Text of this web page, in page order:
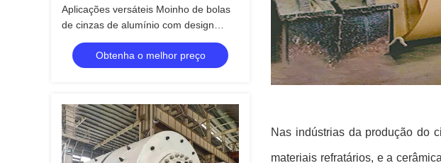
Aplicações versáteis Moinho de bolas
de cinzas de alumínio com design
personalizado e até 60 minutos de
temporizadorObtenha o melhor preço
Nas indústrias da produção do
materiais refratários, e a